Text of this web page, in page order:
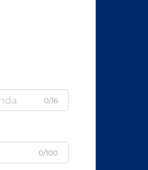
0/16
0/100